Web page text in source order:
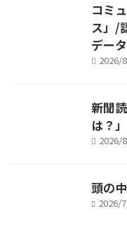
コミ
ス」/
デー
2026/
新聞
は？」
2026/
頭の
2026/